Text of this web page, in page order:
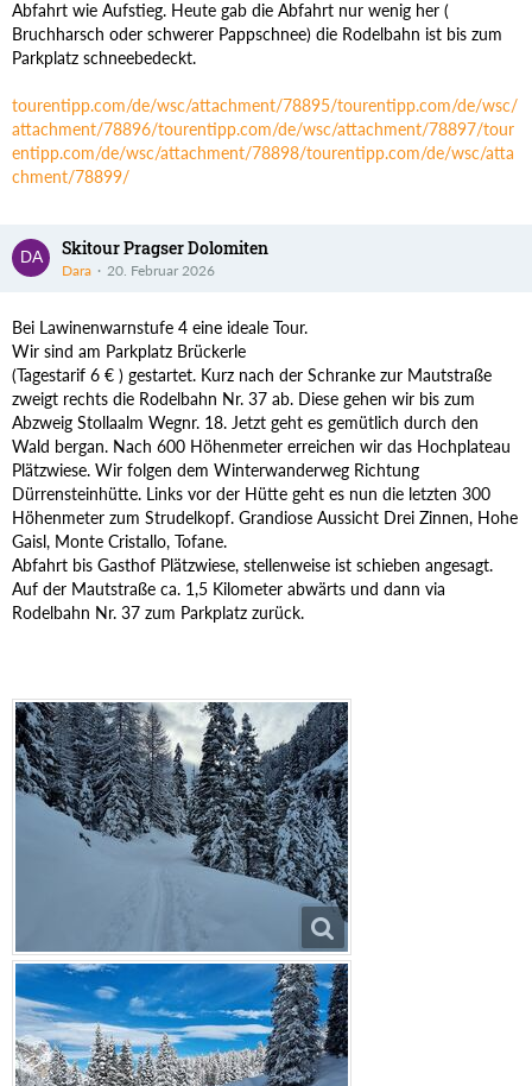
Abfahrt wie Aufstieg. Heute gab die Abfahrt nur wenig her (
Bruchharsch oder schwerer Pappschnee) die Rodelbahn ist bis zum
Parkplatz schneebedeckt.
tourentipp.com/de/wsc/attachment/78895/tourentipp.com/de/wsc/
attachment/78896/tourentipp.com/de/wsc/attachment/78897/tour
entipp.com/de/wsc/attachment/78898/tourentipp.com/de/wsc/atta
chment/78899/
Skitour Pragser Dolomiten
Dara 20. Februar 2026
Bei Lawinenwarnstufe 4 eine ideale Tour.
Wir sind am Parkplatz Brückerle
(Tagestarif 6 € ) gestartet. Kurz nach der Schranke zur Mautstraße
zweigt rechts die Rodelbahn Nr. 37 ab. Diese gehen wir bis zum
Abzweig Stollaalm Wegnr. 18. Jetzt geht es gemütlich durch den
Wald bergan. Nach 600 Höhenmeter erreichen wir das Hochplateau
Plätzwiese. Wir folgen dem Winterwanderweg Richtung
Dürrensteinhütte. Links vor der Hütte geht es nun die letzten 300
Höhenmeter zum Strudelkopf. Grandiose Aussicht Drei Zinnen, Hohe
Gaisl, Monte Cristallo, Tofane.
Abfahrt bis Gasthof Plätzwiese, stellenweise ist schieben angesagt.
Auf der Mautstraße ca. 1,5 Kilometer abwärts und dann via
Rodelbahn Nr. 37 zum Parkplatz zurück.